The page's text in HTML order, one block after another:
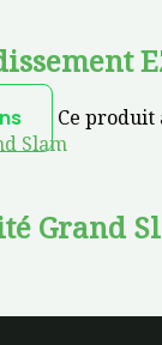
Ce produit
Grand